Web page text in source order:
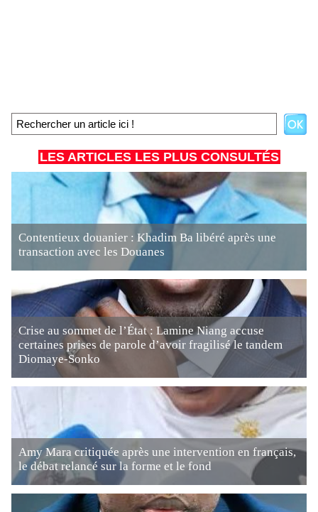
LES ARTICLES LES PLUS CONSULTÉS
Contentieux douanier : Khadim Ba libéré après une
transaction avec les Douanes
Crise au sommet de l’État : Lamine Niang accuse
certaines prises de parole d’avoir fragilisé le tandem
Diomaye-Sonko
Amy Mara critiquée après une intervention en français,
le débat relancé sur la forme et le fond